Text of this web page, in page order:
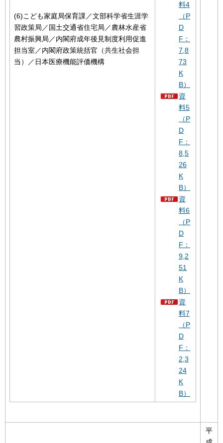
(6)こども家庭局保育課／文部科学省生涯学
習政策局／国土交通省住宅局／農林水産省
農村振興局／内閣府成年後見制度利用促進
担当室／内閣府政策統括官（共生社会担
当）／日本医療機能評価機構
料4
（P
D
F：
7,8
73
K
B）
資
料5
（P
D
F：
8,5
26
K
B）
資
料6
（P
D
F：
9,2
51
K
B）
資
料7
（P
D
F：
2,3
24
K
B）
平